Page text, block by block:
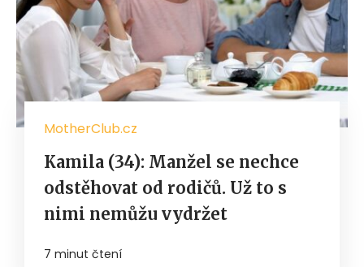
MotherClub.cz
Kamila (34): Manžel se nechce
odstěhovat od rodičů. Už to s
nimi nemůžu vydržet
7 minut čtení